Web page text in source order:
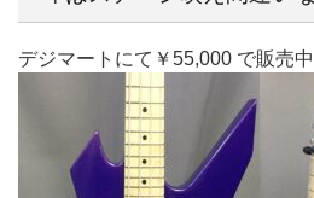
デジマートにて￥55,000 で販売中